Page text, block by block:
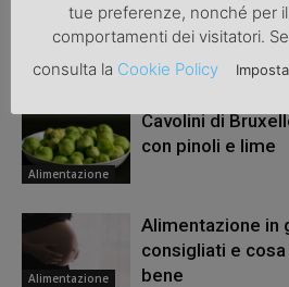
Alimentazione
Le proprietà
Alimentazione
Cavolini di
con pinoli e lime
Alimentazione
Alimentazione in
consigliati e
bene
tue preferenze, nonché per
comportamenti dei visitatori.
consulta la Cookie Policy